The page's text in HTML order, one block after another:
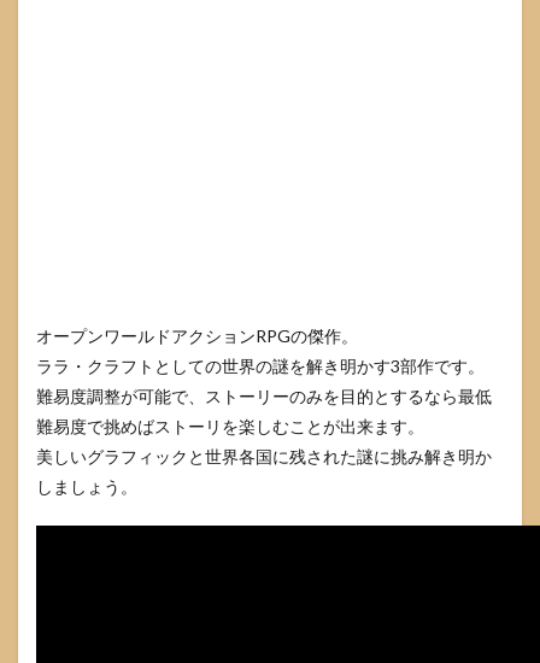
オープンワールドアクションRPGの傑作。
ララ・クラフトとしての世界の謎を解き明かす3部作です。
難易度調整が可能で、ストーリーのみを目的とするなら最低
難易度で挑めばストーリを楽しむことが出来ます。
美しいグラフィックと世界各国に残された謎に挑み解き明か
しましょう。